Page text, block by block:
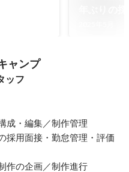
ャンプ
ッフ
成・編集／制作管理
採用面接・勤怠管理・評価
作の企画／制作進行